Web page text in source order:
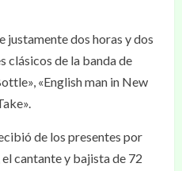
justamente dos horas y dos
clásicos de la banda de
«English man in New
de los presentes por
cantante y bajista de 72